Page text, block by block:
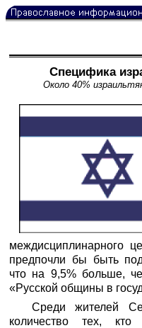
Специфика
Около 40%
междисциплинарного
предпочли бы быть
что на 9,5% больше,
«Русской общины в
Среди жителей
количество тех,